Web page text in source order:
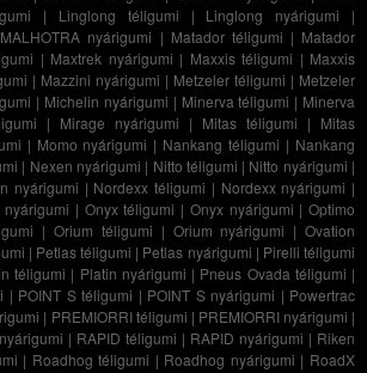
| Linglong téligumi | Linglong nyárigumi |
MALHOTRA nyárigumi | Matador téligumi | Matador
| Maxtrek nyárigumi | Maxxis téligumi | Maxxis
| Mazzini nyárigumi | Metzeler téligumi | Metzeler
| Michelin nyárigumi | Minerva téligumi | Minerva
| Mirage nyárigumi | Mitas téligumi | Mitas
| Momo nyárigumi | Nankang téligumi | Nankang
| Nexen nyárigumi | Nitto téligumi | Nitto nyárigumi |
nyárigumi | Nordexx téligumi | Nordexx nyárigumi |
nyárigumi | Onyx téligumi | Onyx nyárigumi | Optimo
|Orium téligumi | Orium nyárigumi |Ovation
| Petlas téligumi | Petlas nyárigumi | Pirelli téligumi
téligumi | Platin nyárigumi | Pneus Ovada téligumi |
| POINT S téligumi | POINT S nyárigumi | Powertrac
| PREMIORRI téligumi | PREMIORRI nyárigumi |
| RAPID téligumi | RAPID nyárigumi | Riken
| Roadhog téligumi | Roadhog nyárigumi | RoadX